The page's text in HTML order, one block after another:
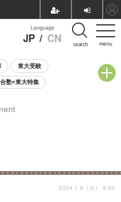
menu
Language
JP / CN search
東大受験
塾×東大特集
相談会
2024.1.9（火） 9:00